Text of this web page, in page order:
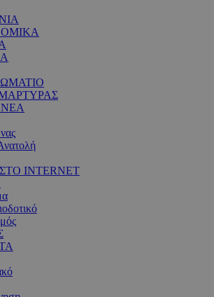
INTERNET